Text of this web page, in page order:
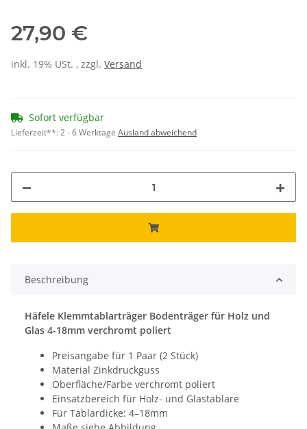
27,90 €
inkl. 19% USt. , zzgl. Versand
Sofort verfügbar
Lieferzeit**:2 - 6 Werktage Ausland abweichend
Beschreibung
Häfele Klemmtablarträger Bodenträger für Holz und
Glas 4-18mm verchromt poliert
Preisangabe für 1 Paar (2 Stück)
Material Zinkdruckguss
Oberfläche/Farbe verchromt poliert
Einsatzbereich für Holz- und Glastablare
Für Tablardicke: 4–18mm